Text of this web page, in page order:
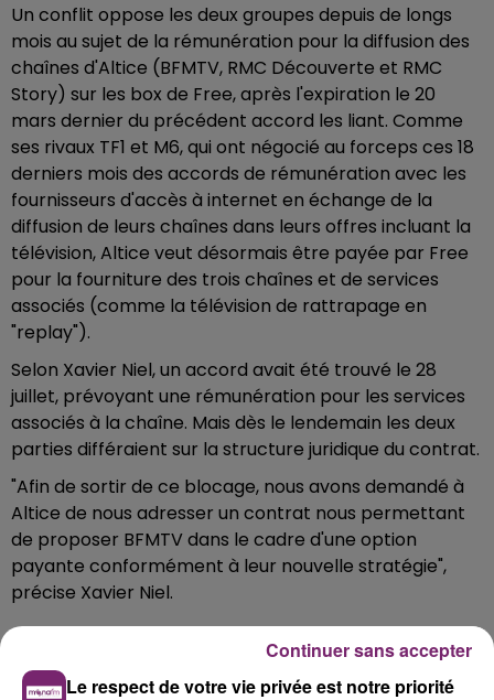
Un conflit oppose les deux groupes depuis de longs
mois au sujet de la rémunération pour la diffusion des
chaînes d'Altice (BFMTV, RMC Découverte et RMC
Story) sur les box de Free, après l'expiration le 20
mars dernier du précédent accord les liant. Comme
ses rivaux TF1 et M6, qui ont négocié au forceps ces 18
derniers mois des accords de rémunération avec les
fournisseurs d'accès à internet en échange de la
diffusion de leurs chaînes dans leurs offres incluant la
télévision, Altice veut désormais être payée par Free
pour la fourniture des trois chaînes et de services
associés (comme la télévision de rattrapage en
"replay").
Selon Xavier Niel, un accord avait été trouvé le 28
juillet, prévoyant une rémunération pour les services
associés à la chaîne. Mais dès le lendemain les deux
parties différaient sur la structure juridique du contrat.
"Afin de sortir de ce blocage, nous avons demandé à
Altice de nous adresser un contrat nous permettant
de proposer BFMTV dans le cadre d'une option
payante conformément à leur nouvelle stratégie",
précise Xavier Niel.
Le respect de votre vie privée est notre priorité
Continuer sans accepter